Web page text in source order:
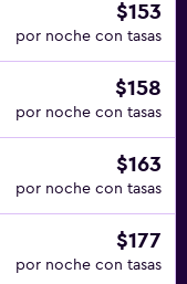
$153
por noche con tasas
$158
por noche con tasas
$163
por noche con tasas
$177
por noche con tasas